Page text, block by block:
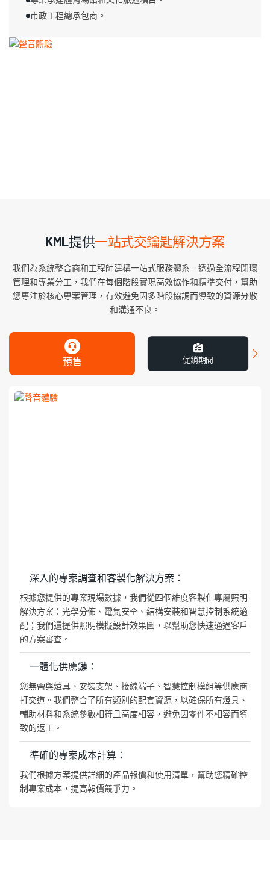
市政工程總承包商。
KML提供一站式交鑰匙解決方案
我們為系統整合商和工程師建構一站式服務體系。透過全流程閉環
管理和專業分工，我們在每個階段實現高效協作和精準交付，幫助
您專注於核心專案管理，有效避免因多階段協調而導致的資源分散
和溝通不良。
預售 促銷期間
深入的專案調查和客製化解決方案：
根據您提供的專案現場數據，我們從四個維度客製化專屬照明
解決方案：光學分佈、電氣安全、結構安裝和智慧控制系統適
配；我們還提供照明模擬設計效果圖，以幫助您快速通過客戶
的方案審查。
一體化供應鏈：
您無需與燈具、安裝支架、接線端子、智慧控制模組等供應商
打交道。我們整合了所有類別的配套資源，以確保所有燈具、
輔助材料和系統參數相符且高度相容，避免因零件不相容而導
致的返工。
準確的專案成本計算：
我們根據方案提供詳細的產品報價和使用清單，幫助您精確控
制專案成本，提高報價競爭力。